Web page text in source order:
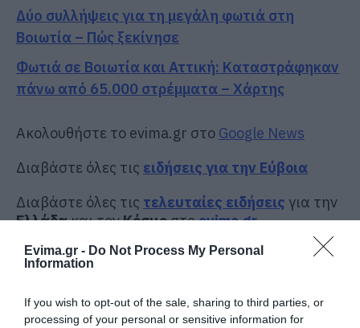
Evima.gr - Do Not Process My Personal
Information
If you wish to opt-out of the sale, sharing to third parties, or
processing of your personal or sensitive information for
Δύο συλλήψεις για τη μεγάλη φωτιά στη
Βοιωτία – Πώς ξεκίνησε
Φωτιά σε Βοιωτία και Αττική: Καταστράφηκαν
πάνω από 65.000 στρέμματα – Χάρτης
Ακολουθήστε το evima.gr στο Google News
Διαβάστε όλες τις ειδήσεις για την Εύβοια
Διαβάστε όλες τις τελευταίες ειδήσεις για την
Ελλάδακαι τονΚόσμοστοevima.gr
TAGS: ΑΠΟΠΕΙΡΑ ΔΟΛΟΦΟΝΙΑΣ
ΒΟΙΩΤΙΑ
ΡΟΗ ΕΙΔΗΣΕΩΝ